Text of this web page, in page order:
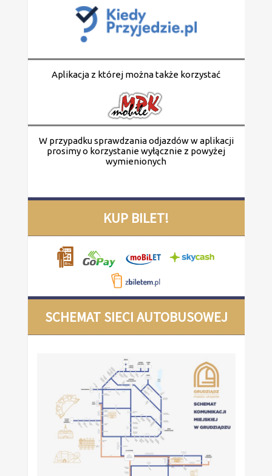
Aplikacja z której można także korzystać
W przypadku sprawdzania odjazdów w aplikacji
prosimy o korzystanie wyłącznie z powyżej
wymienionych
KUP BILET!
SCHEMAT SIECI AUTOBUSOWEJ